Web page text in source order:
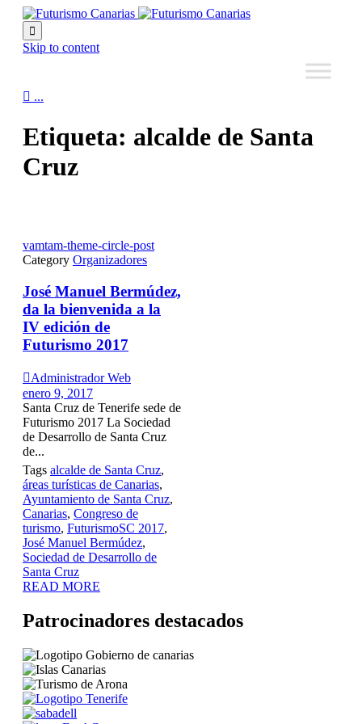

Skip to content
 ...
Etiqueta: alcalde de Santa
Cruz
vamtam-theme-circle-post
Category Organizadores
José Manuel Bermúdez,
da la bienvenida a la
IV edición de
Futurismo 2017
Administrador Web
enero 9, 2017
Santa Cruz de Tenerife sede de
Futurismo 2017 La Sociedad
de Desarrollo de Santa Cruz
de...
Tags alcalde de Santa Cruz,
áreas turísticas de Canarias,
Ayuntamiento de Santa Cruz,
Canarias, Congreso de
turismo, FuturismoSC 2017,
José Manuel Bermúdez,
Sociedad de Desarrollo de
Santa Cruz
READ MORE
Patrocinadores destacados